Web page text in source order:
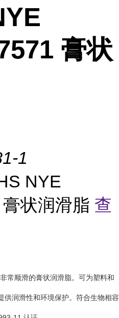
膏状
1
NYE
状润滑脂 查
常顺滑的膏状润滑脂。可为塑料和
供润滑性和环境保护。符合生物相容